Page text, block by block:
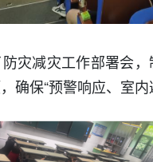
灾减灾工作部署会
确保“预警响应、室